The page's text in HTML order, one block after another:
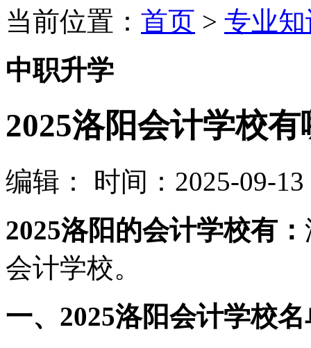
当前位置： 首页 > 专业
中职升学
2025洛阳会计学校有
编辑：
时间：2025-09-13
2025洛阳的会计学校有：
会计学校。
一、2025洛阳会计学校